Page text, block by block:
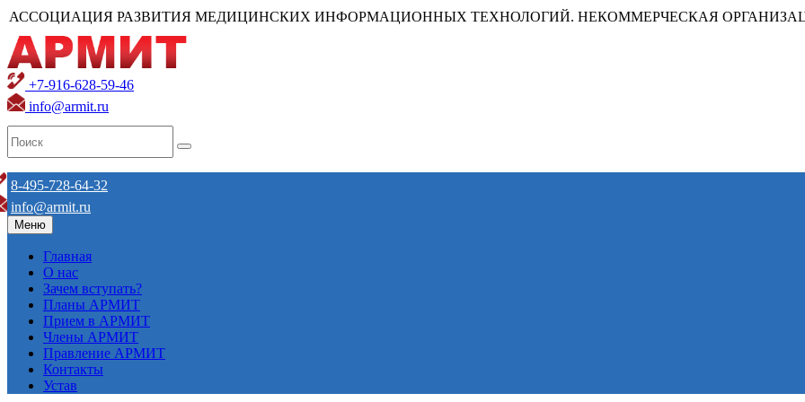
АССОЦИАЦИЯ РАЗВИТИЯ МЕДИЦИНСКИХ ИНФОРМАЦИОННЫХ ТЕХНОЛОГИЙ. НЕКОММЕРЧЕСКАЯ
+7-916-628-59-46
info@armit.ru
8-495-728-64-32
info@armit.ru
Меню
Главная
О нас
Зачем вступать?
Планы АРМИТ
Прием в АРМИТ
Члены АРМИТ
Правление АРМИТ
Контакты
Устав